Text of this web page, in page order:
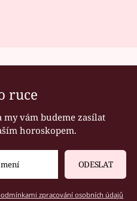
ruce
my vám budeme zasílat
horoskopem.
ODESLAT
zpracování osobních údajů